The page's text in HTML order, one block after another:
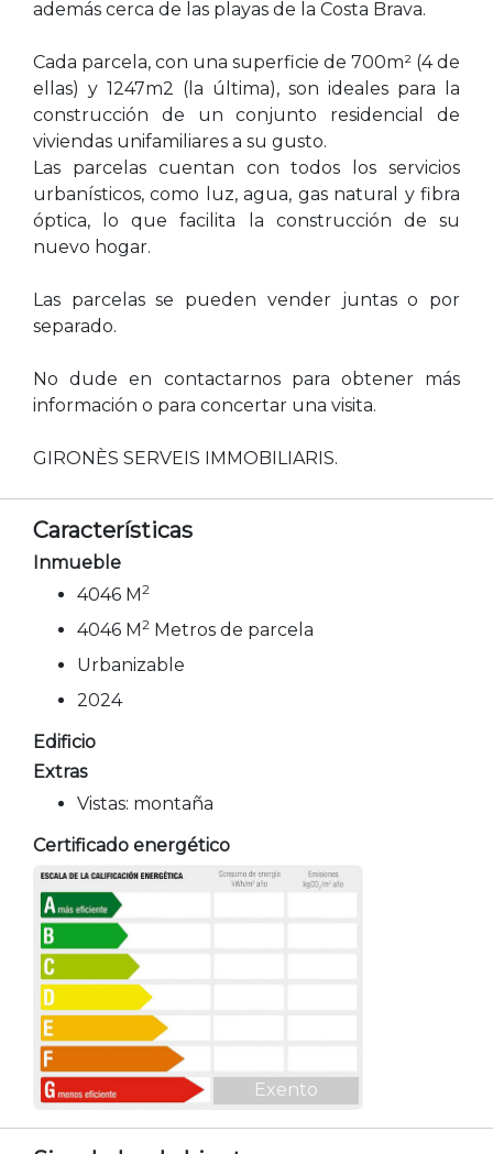
además cerca de las playas de la Costa Brava.
Cada parcela, con una superficie de 700m² (4 de
ellas) y 1247m2 (la última), son ideales para la
construcción de un conjunto residencial de
viviendas unifamiliares a su gusto.
Las parcelas cuentan con todos los servicios
urbanísticos, como luz, agua, gas natural y fibra
óptica, lo que facilita la construcción de su
nuevo hogar.
Las parcelas se pueden vender juntas o por
separado.
No dude en contactarnos para obtener más
información o para concertar una visita.
GIRONÈS SERVEIS IMMOBILIARIS.
Características
Inmueble
4046 M2
4046 M2 Metros de parcela
Urbanizable
2024
Edificio
Extras
Vistas: montaña
Certificado energético
Exento